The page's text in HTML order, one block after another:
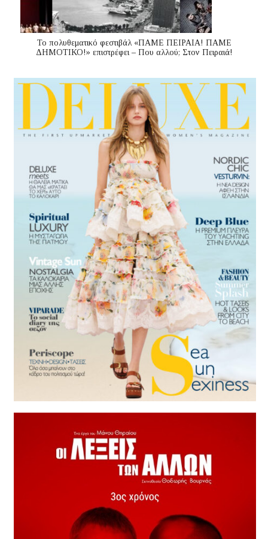
Το πολυθεματικό φεστιβάλ «ΠΑΜΕ ΠΕΙΡΑΙΑ! ΠΑΜΕ
ΔΗΜΟΤΙΚΟ!» επιστρέφει – Που αλλού; Στον Πειραιά!